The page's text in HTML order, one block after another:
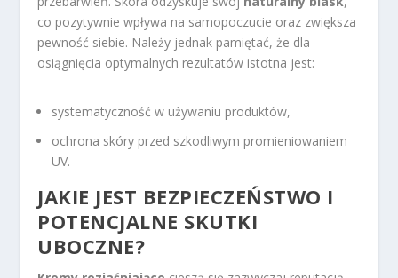
co pozytywnie wpływa na samopoczucie oraz zwiększa
pewność siebie. Należy jednak pamiętać, że dla
osiągnięcia optymalnych rezultatów istotna jest:
systematyczność w używaniu produktów,
ochrona skóry przed szkodliwym promieniowaniem
UV.
JAKIE JEST BEZPIECZEŃSTWO I
POTENCJALNE SKUTKI
UBOCZNE?